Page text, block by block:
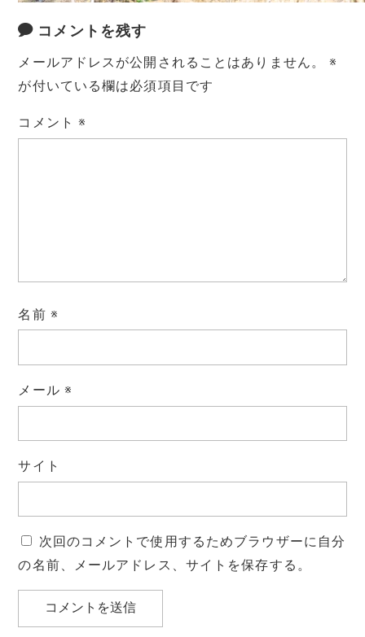
コメントを残す
メールアドレスが公開されることはありません。
※
が付いている欄は必須項目です
コメント※
名前 ※
メール ※
サイト
次回のコメントで使用するためブラウザーに自分
の名前、メールアドレス、サイトを保存する。